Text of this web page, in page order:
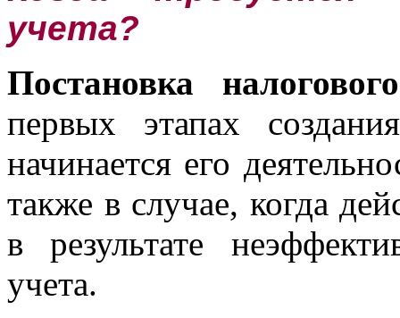
учета?
Постановка
первых этапах
начинается его
также в случае, когда
в результате
учета.